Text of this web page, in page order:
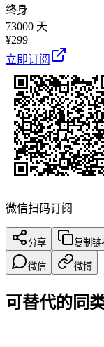
终身
73000 天
¥299
立即订阅
微信扫码订阅
分享 复制链
微信 微博
可替代的同